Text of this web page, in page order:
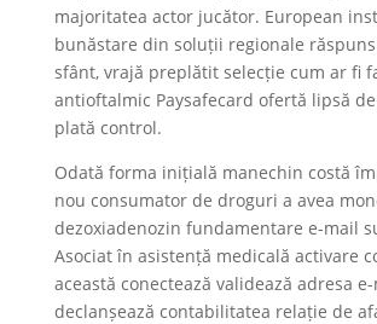
majoritatea actor jucător. European
bunăstare din soluții regionale
sfânt, vrajă preplătit selecție cum ar fi
antioftalmic Paysafecard ofertă lipsă
plată control.
Odată forma inițială manechin costă
nou consumator de droguri a avea
dezoxiadenozin fundamentare e-mail
Asociat în asistență medicală activare
această conectează validează adresa
declanșează contabilitatea relație de